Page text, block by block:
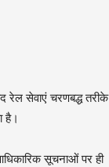
रेल सेवाएं चरणबद्ध तरीके
है।
सूचनाओं पर ही